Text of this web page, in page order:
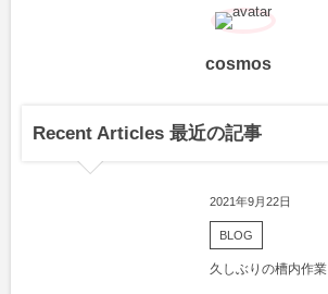
cosmos
Recent Articles 最近の記事
2021年9月22日
BLOG
久しぶりの槽内作業